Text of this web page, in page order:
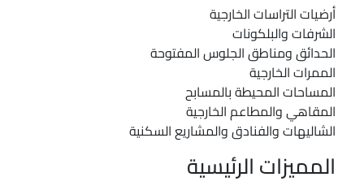
أرضيات التراسات الخارجية
الشرفات والبلكونات
الحدائق ومناطق الجلوس المفتوحة
الممرات الخارجية
المساحات المحيطة بالمسابح
المقاهي والمطاعم الخارجية
الشاليهات والفنادق والمشاريع السكنية
المميزات الرئيسية